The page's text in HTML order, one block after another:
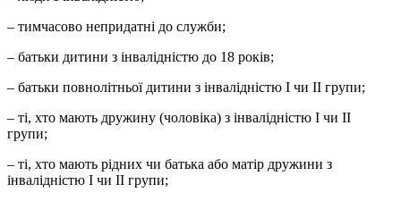
– тимчасово непридатні до служби;
– батьки дитини з інвалідністю до 18 років;
– батьки повнолітньої дитини з інвалідністю I чи II групи;
– ті, хто мають дружину (чоловіка) з інвалідністю I чи II
групи;
– ті, хто мають рідних чи батька або матір дружини з
інвалідністю I чи II групи;